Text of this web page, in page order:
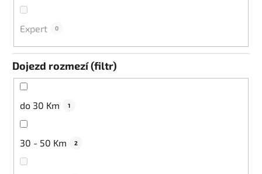
Expert 0
Dojezd rozmezí (filtr)
do 30 Km 1
30 - 50 Km 2